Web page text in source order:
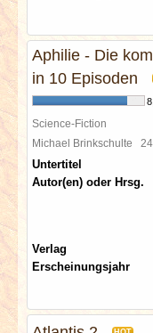
Aphilie - Die
in 10 Episoden
Science-Fiction
Michael Brinkschulte
Untertitel
Autor(en) oder Hrsg.
Verlag
Erscheinungsjahr